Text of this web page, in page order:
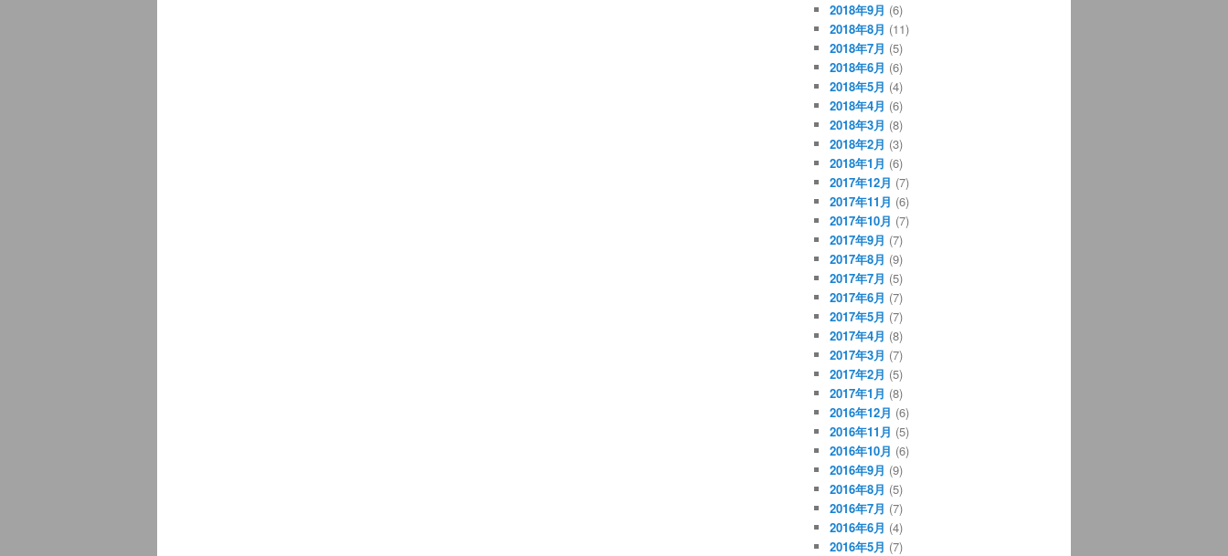
2018年9月 (6)
2018年8月 (11)
2018年7月 (5)
2018年6月 (6)
2018年5月 (4)
2018年4月 (6)
2018年3月 (8)
2018年2月 (3)
2018年1月 (6)
2017年12月 (7)
2017年11月 (6)
2017年10月 (7)
2017年9月 (7)
2017年8月 (9)
2017年7月 (5)
2017年6月 (7)
2017年5月 (7)
2017年4月 (8)
2017年3月 (7)
2017年2月 (5)
2017年1月 (8)
2016年12月 (6)
2016年11月 (5)
2016年10月 (6)
2016年9月 (9)
2016年8月 (5)
2016年7月 (7)
2016年6月 (4)
2016年5月 (7)